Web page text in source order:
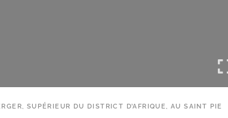
SUPÉRIEUR DU DISTRICT D’AFRIQUE, AU SAINT PIE